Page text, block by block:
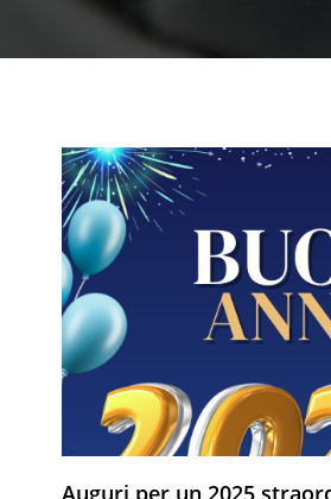
Auguri per un 2025